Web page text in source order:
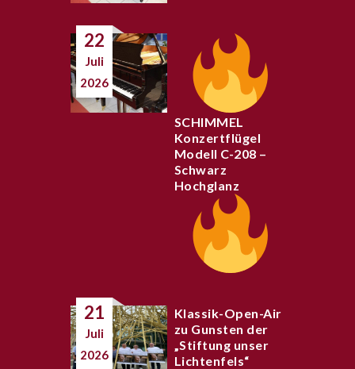
22
Juli
2026
SCHIMMEL
Konzertflügel
Modell C-208 –
Schwarz
Hochglanz
21
Juli
2026
Klassik-Open-Air
zu Gunsten der
„Stiftung unser
Lichtenfels“